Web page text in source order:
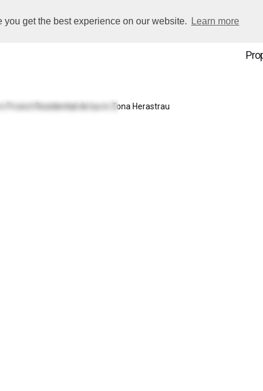
get the best experience on our website. Learn more